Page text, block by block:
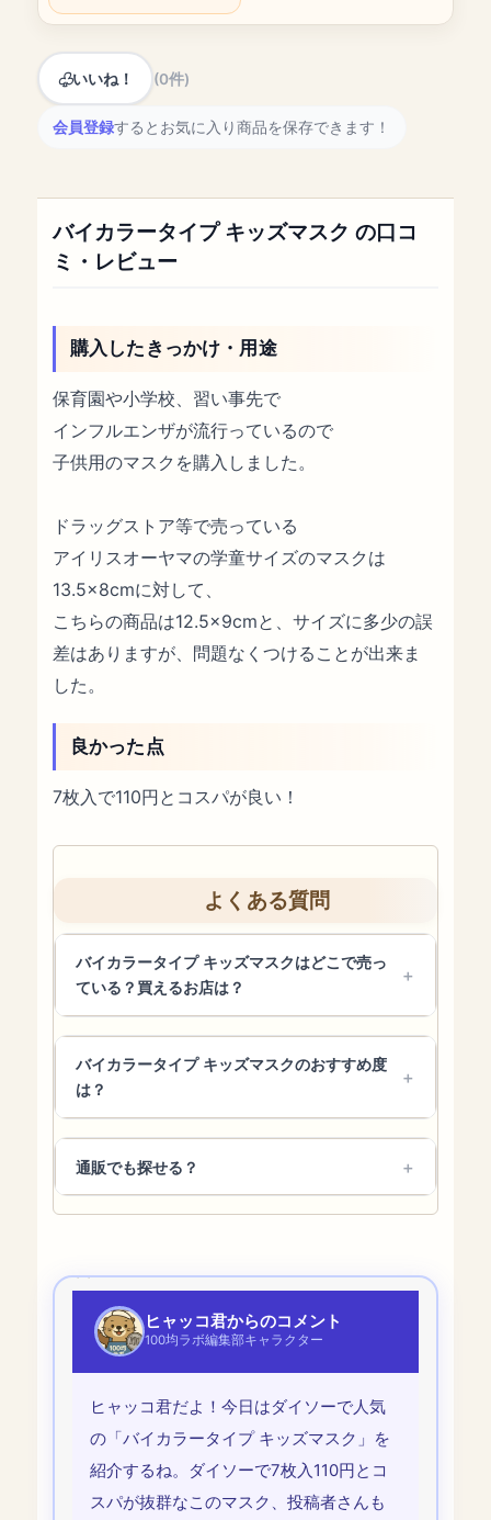
いいね！ (0件)
会員登録するとお気に入り商品を保存できます！
バイカラータイプ キッズマスク の口コ
ミ・レビュー
購入したきっかけ・用途
保育園や小学校、習い事先で
インフルエンザが流行っているので
子供用のマスクを購入しました。
ドラッグストア等で売っている
アイリスオーヤマの学童サイズのマスクは
13.5×8cmに対して、
こちらの商品は12.5×9cmと、サイズに多少の誤
差はありますが、問題なくつけることが出来ま
した。
良かった点
7枚入で110円とコスパが良い！
よくある質問
バイカラータイプ キッズマスクはどこで売っ
ている？買えるお店は？
バイカラータイプ キッズマスクのおすすめ度
は？
通販でも探せる？
ヒャッコ君からのコメント
100均ラボ編集部キャラクター
ヒャッコ君だよ！今日はダイソーで人気
の「バイカラータイプ キッズマスク」を
紹介するね。ダイソーで7枚入110円とコ
スパが抜群なこのマスク、投稿者さんも